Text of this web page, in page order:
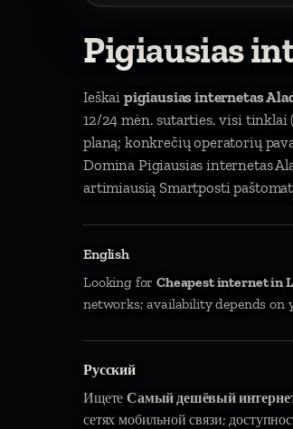
Pigiausias
Ieškai pigiausias internetas
12/24 mėn. sutarties. visi
planą; konkrečių operatorių
Domina Pigiausias internetas
artimiausią Smartposti
English
Looking forCheapest internet in
networks; availability depends on
Русский
ИщетеСамый дешёвый
сетях мобильной связи;